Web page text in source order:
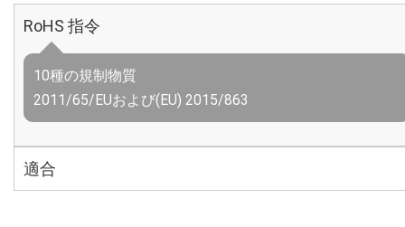
RoHS 指令
10種の規制物質
2011/65/EUおよび(EU) 2015/863
適合